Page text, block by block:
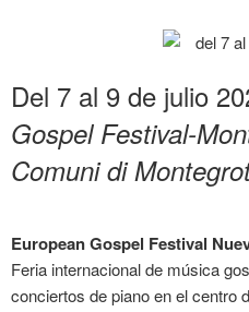
Del 7 al 9 de julio
Gospel Festival-
Comuni di
European Gospel Festival
Feria internacional de música
conciertos de piano en el centro